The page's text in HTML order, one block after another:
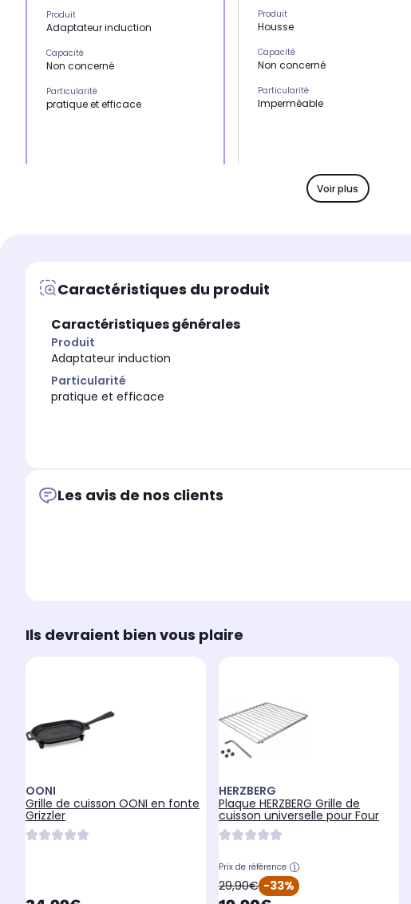
Produit
Adaptateur induction
Capacité
Non concerné
Particularité
pratique et efficace
Produit
Housse
Capacité
Non concerné
Particularité
Imperméable
Modèle de compatibilité
Voir plus
Caractéristiques du produit
Caractéristiques générales
Produit
Adaptateur induction
Particularité
pratique et efficace
Les avis de nos clients
Ils devraient bien vous plaire
OONI
Grille de cuisson OONI en fonte
Grizzler
HERZBERG
Plaque HERZBERG Grille de
cuisson universelle pour Four
Prix de référence
oldPrice
29,90€ -33%